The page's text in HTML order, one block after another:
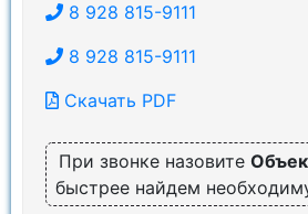
8 928 815-9111
8 928 815-9111
Скачать PDF
При звонке назовите
быстрее найдем